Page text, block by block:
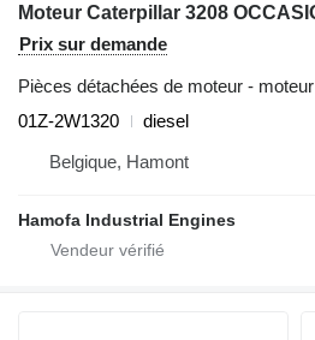
Prix sur demande
Pièces détachées de moteur - moteur
01Z-2W1320
diesel
Belgique, Hamont
Hamofa Industrial Engines